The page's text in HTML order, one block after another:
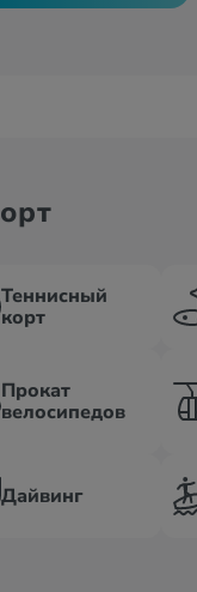
Теннисный
корт
Прокат
велосипедов
Дайвинг